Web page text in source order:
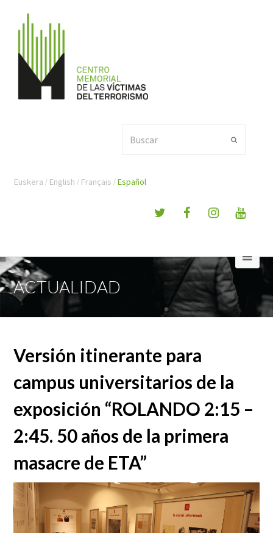
Enviar
Euskera English Français Español
ACTUALIDAD
Versión itinerante para
campus universitarios de la
exposición “ROLANDO 2:15 –
2:45. 50 años de la primera
masacre de ETA”